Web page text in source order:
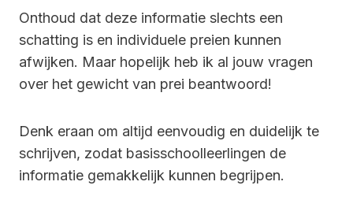
Onthoud dat deze informatie slechts een
schatting is en individuele preien kunnen
afwijken. Maar hopelijk heb ik al jouw vragen
over het gewicht van prei beantwoord!
Denk eraan om altijd eenvoudig en duidelijk te
schrijven, zodat basisschoolleerlingen de
informatie gemakkelijk kunnen begrijpen.